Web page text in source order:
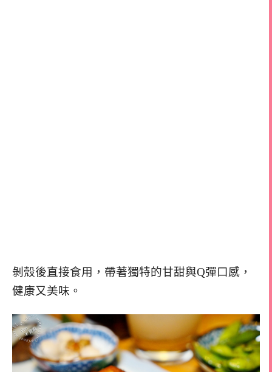
剝殼後直接食用，帶著獨特的甘甜與Q彈口感，
健康又美味。